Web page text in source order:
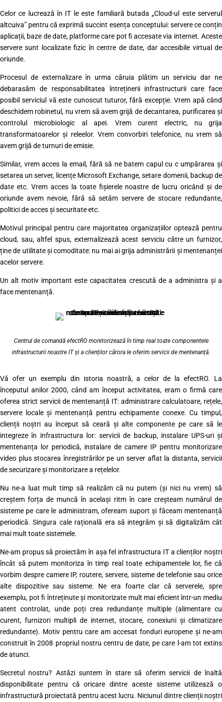
Celor ce lucrează în IT le este familiară butada „Cloud-ul este serverul
altcuiva” pentru că exprimă succint esența conceptului: servere ce conțin
aplicații, baze de date, platforme care pot fi accesate via internet. Aceste
servere sunt localizate fizic în centre de date, dar accesibile virtual de
oriunde.
Procesul de externalizare în urma căruia plătim un serviciu dar ne
debarasăm de responsabilitatea întreținerii infrastructurii care face
posibil serviciul vă este cunoscut tuturor, fără excepție. Vrem apă când
deschidem robinetul, nu vrem să avem grijă de decantarea, purificarea și
controlul microbiologic al apei. Vrem curent electric, nu grija
transformatoarelor și releelor. Vrem convorbiri telefonice, nu vrem să
avem grijă de turnuri de emisie.
Similar, vrem acces la email, fără să ne batem capul cu c umpărarea și
setarea un server, licențe Microsoft Exchange, setare domenii, backup de
date etc. Vrem acces la toate fișierele noastre de lucru oricând și de
oriunde avem nevoie, fără să setăm servere de stocare redundante,
politici de acces și securitate etc.
Motivul principal pentru care majoritatea organizațiilor optează pentru
cloud, sau, altfel spus, externalizează acest serviciu către un furnizor,
ține de utilitate și comoditate: nu mai ai grija administrării și mentenanței
acelor servere.
Un alt motiv important este capacitatea crescută de a administra și a
face mentenanță.
Centrul de comandă efectRO monitorizează în timp real toate componentele
infrastructurii noastre IT și a clienților cărora le oferim servicii de mentenanță.
Vă ofer un exemplu din istoria noastră, a celor de la efectRO. La
începutul anilor 2000, când am început activitatea, eram o firmă care
oferea strict servicii de mentenanță IT: administrare calculatoare, rețele,
servere locale și mentenanță pentru echipamente conexe. Cu timpul,
clienții noștri au început să ceară și alte componente pe care să le
integreze în infrastructura lor: servicii de backup, instalare UPS-uri și
mentenanța lor periodică, instalare de camere IP pentru monitorizare
video plus stocarea înregistrărilor pe un server aflat la distanta, servicii
de securizare și monitorizare a rețelelor.
Nu ne-a luat mult timp să realizăm că nu putem (și nici nu vrem) să
creștem forța de muncă în același ritm în care creșteam numărul de
sisteme pe care le administram, ofeream suport și făceam mentenanță
periodică. Singura cale rațională era să integrăm și să digitalizăm cât
mai mult toate sistemele.
Ne-am propus să proiectăm în așa fel infrastructura IT a clienților noștri
încât să putem monitoriza în timp real toate echipamentele lor, fie că
vorbim despre camere IP, routere, servere, sisteme de telefonie sau orice
alte dispozitive sau sisteme. Ne era foarte clar că serverele, spre
exemplu, pot fi întreținute și monitorizate mult mai eficient într-un mediu
atent controlat, unde poți crea redundanțe multiple (alimentare cu
curent, furnizori multipli de internet, stocare, conexiuni și climatizare
redundante). Motiv pentru care am accesat fonduri europene și ne-am
construit în 2008 propriul nostru centru de date, pe care l-am tot extins
de atunci.
Secretul nostru? Astăzi suntem în stare să oferim servicii de înaltă
disponibilitate pentru că oricare dintre aceste sisteme utilizează o
infrastructură proiectată pentru acest lucru. Niciunul dintre clienții noștri